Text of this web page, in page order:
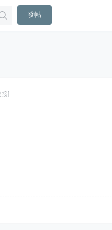
發帖
接]